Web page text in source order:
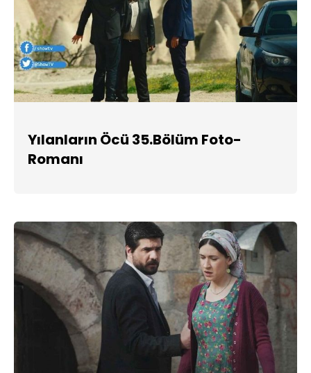
Yılanların Öcü 35.Bölüm Foto-
Romanı